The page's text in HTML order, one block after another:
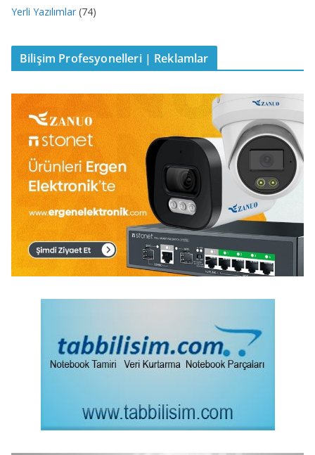
Yerli Yazılımlar (74)
Bilişim Profesyonelleri | Reklamlar